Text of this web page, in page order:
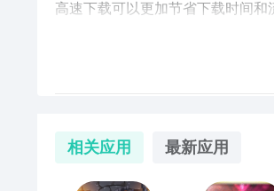
高速下载可以更加节省下载时间和
粉丝都在问九游小编
地下城与勇
相关应用 最新应用